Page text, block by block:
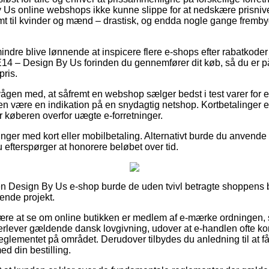
Us online webshops ikke kunne slippe for at nedskære
til kvinder og mænd – drastisk, og endda nogle gange
blive lønnende at inspicere flere e-shops efter
– Design By Us forinden du gennemfører dit køb, så du er
med, at såfremt en webshop sælger bedst i test varer for
være en indikation på en snydagtig netshop. Kortbetalinger
overfor uægte e-forretninger.
med kort eller mobilbetaling. Alternativt burde du
at honorere beløbet over tid.
Design By Us e-shop burde de uden tvivl betragte shoppens
projekt.
at se om online butikken er medlem af e-mærke ordningen,
gældende dansk lovgivning, udover at e-handlen ofte
på området. Derudover tilbydes du anledning til at
din bestilling.